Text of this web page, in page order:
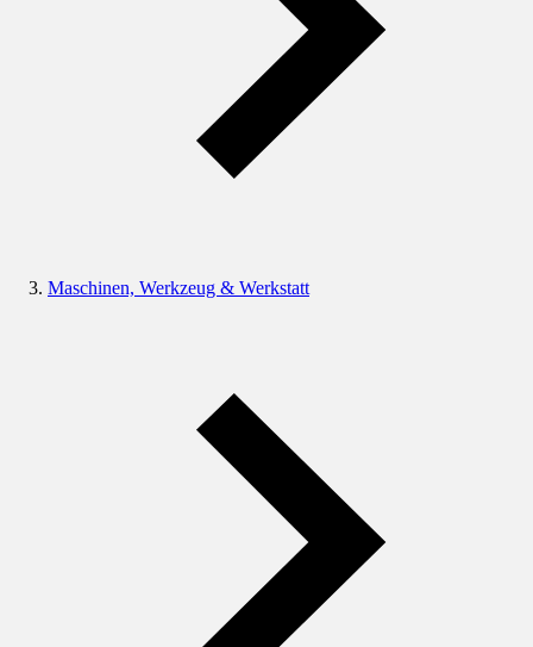
Maschinen, Werkzeug & Werkstatt